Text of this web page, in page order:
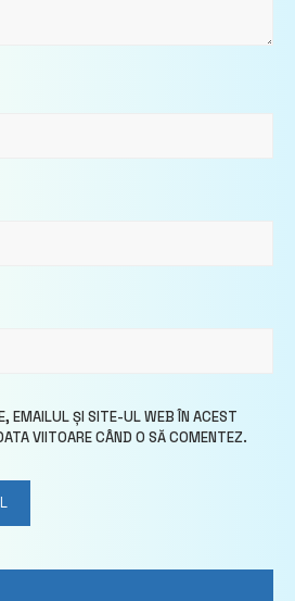
EMAILUL ȘI SITE-UL WEB ÎN ACEST
VIITOARE CÂND O SĂ COMENTEZ.